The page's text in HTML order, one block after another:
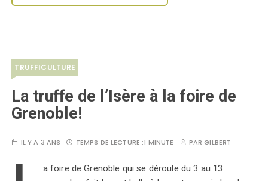
TRUFFICULTURE
La truffe de l’Isère à la foire de
Grenoble!
IL Y A 3 ANS TEMPS DE LECTURE :1 MINUTE PARGILBERT
a foire de Grenoble qui se déroule du 3 au 13